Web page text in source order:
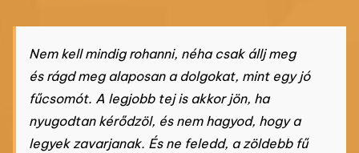
Nem kell mindig rohanni, néha csak állj meg
és rágd meg alaposan a dolgokat, mint egy jó
fűcsomót. A legjobb tej is akkor jön, ha
nyugodtan kérődzöl, és nem hagyod, hogy a
legyek zavarjanak. És ne feledd, a zöldebb fű